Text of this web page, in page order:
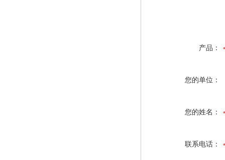
产品：
您的单位：
您的姓名：
联系电话：